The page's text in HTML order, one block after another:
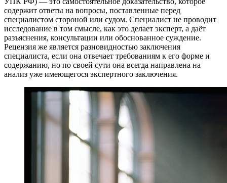
содержит ответы на вопросы, поставленные перед
специалистом стороной или судом. Специалист не проводит
исследование в том смысле, как это делает эксперт, а даёт
разъяснения, консультации или обоснованное суждение.
Рецензия же является разновидностью заключения
специалиста, если она отвечает требованиям к его форме и
содержанию, но по своей сути она всегда направлена на
анализ уже имеющегося экспертного заключения.